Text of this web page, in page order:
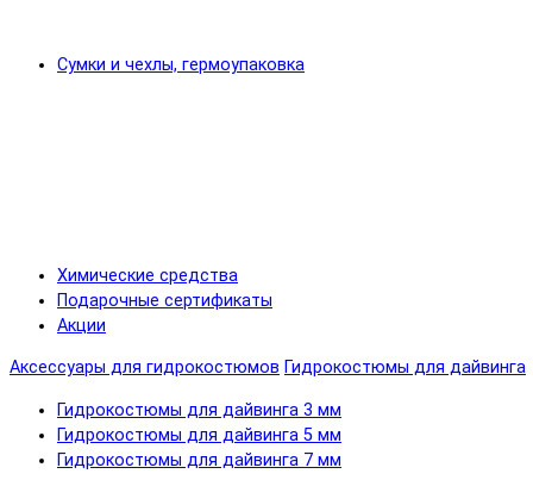
Сумки и чехлы, гермоупаковка
Химические средства
Подарочные сертификаты
Акции
Аксессуары для гидрокостюмов Гидрокостюмы для дайвинга
Гидрокостюмы для дайвинга 3 мм
Гидрокостюмы для дайвинга 5 мм
Гидрокостюмы для дайвинга 7 мм